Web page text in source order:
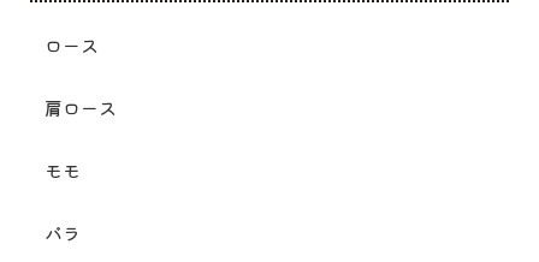
ロース
肩ロース
モモ
バラ